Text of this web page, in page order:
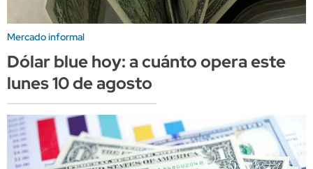
Mercado informal
Dólar blue hoy: a cuánto opera este
lunes 10 de agosto